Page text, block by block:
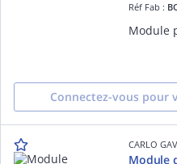
Réf Fab :
Connectez-vous pour
CARLO
Module